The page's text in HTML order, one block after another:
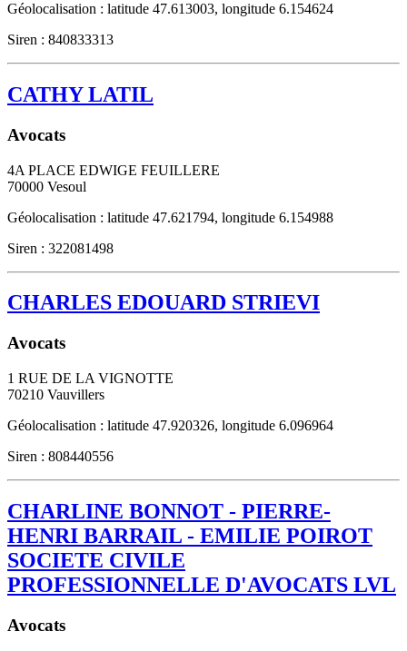
Géolocalisation : latitude 47.613003, longitude 6.154624
Siren : 840833313
CATHY LATIL
Avocats
4A PLACE EDWIGE FEUILLERE
70000 Vesoul
Géolocalisation : latitude 47.621794, longitude 6.154988
Siren : 322081498
CHARLES EDOUARD STRIEVI
Avocats
1 RUE DE LA VIGNOTTE
70210 Vauvillers
Géolocalisation : latitude 47.920326, longitude 6.096964
Siren : 808440556
CHARLINE BONNOT - PIERRE-
HENRI BARRAIL - EMILIE POIROT
SOCIETE CIVILE
PROFESSIONNELLE D'AVOCATS LVL
Avocats